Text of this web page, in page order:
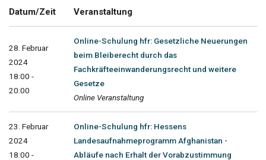
Datum/Zeit Veranstaltung
28. Februar
2024
18:00 -
20:00
Online-Schulung hfr: Gesetzliche Neuerungen
beim Bleiberecht durch das
Fachkräfteeinwanderungsrecht und weitere
Gesetze
Online Veranstaltung
23. Februar
2024
18:00 -
Online-Schulung hfr: Hessens
Landesaufnahmeprogramm Afghanistan -
Abläufe nach Erhalt der Vorabzustimmung